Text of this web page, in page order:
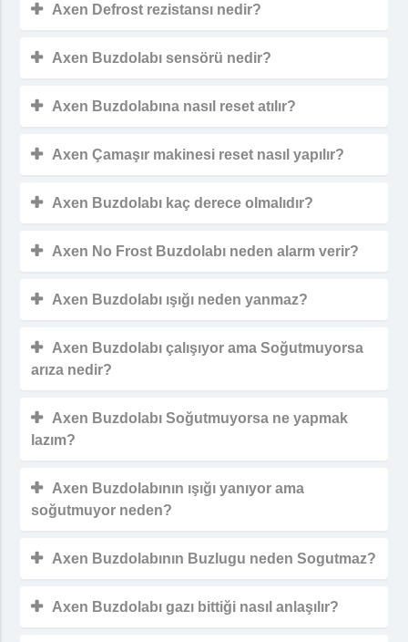
Axen Defrost rezistansı nedir?
Axen Buzdolabı sensörü nedir?
Axen Buzdolabına nasıl reset atılır?
Axen Çamaşır makinesi reset nasıl yapılır?
Axen Buzdolabı kaç derece olmalıdır?
Axen No Frost Buzdolabı neden alarm verir?
Axen Buzdolabı ışığı neden yanmaz?
Axen Buzdolabı çalışıyor ama Soğutmuyorsa
arıza nedir?
Axen Buzdolabı Soğutmuyorsa ne yapmak
lazım?
Axen Buzdolabının ışığı yanıyor ama
soğutmuyor neden?
Axen Buzdolabının Buzlugu neden Sogutmaz?
Axen Buzdolabı gazı bittiği nasıl anlaşılır?